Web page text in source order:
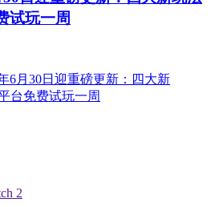
试玩一周